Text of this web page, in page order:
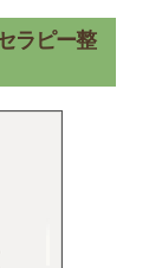
ラピー整